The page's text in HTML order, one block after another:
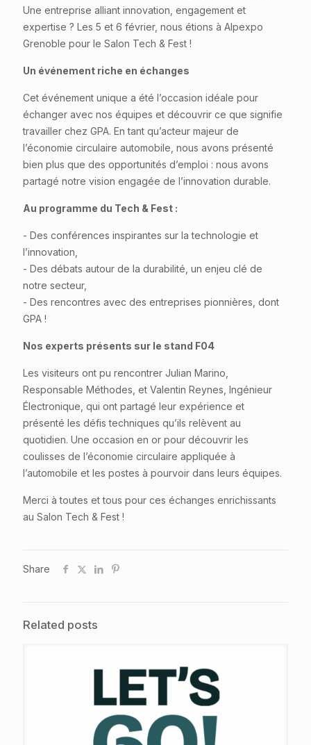
Une entreprise alliant innovation, engagement et
expertise ? Les 5 et 6 février, nous étions à Alpexpo
Grenoble pour le Salon Tech & Fest !
Un événement riche en échanges
Cet événement unique a été l’occasion idéale pour
échanger avec nos équipes et découvrir ce que signifie
travailler chez GPA. En tant qu’acteur majeur de
l’économie circulaire automobile, nous avons présenté
bien plus que des opportunités d’emploi : nous avons
partagé notre vision engagée de l’innovation durable.
Au programme du Tech & Fest :
- Des conférences inspirantes sur la technologie et
l’innovation,
- Des débats autour de la durabilité, un enjeu clé de
notre secteur,
- Des rencontres avec des entreprises pionnières, dont
GPA !
Nos experts présents sur le stand F04
Les visiteurs ont pu rencontrer Julian Marino,
Responsable Méthodes, et Valentin Reynes, Ingénieur
Électronique, qui ont partagé leur expérience et
présenté les défis techniques qu’ils relèvent au
quotidien. Une occasion en or pour découvrir les
coulisses de l’économie circulaire appliquée à
l’automobile et les postes à pourvoir dans leurs équipes.
Merci à toutes et tous pour ces échanges enrichissants
au Salon Tech & Fest !
Share
Related posts